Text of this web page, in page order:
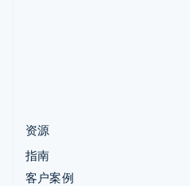
资源
指南
客户案例